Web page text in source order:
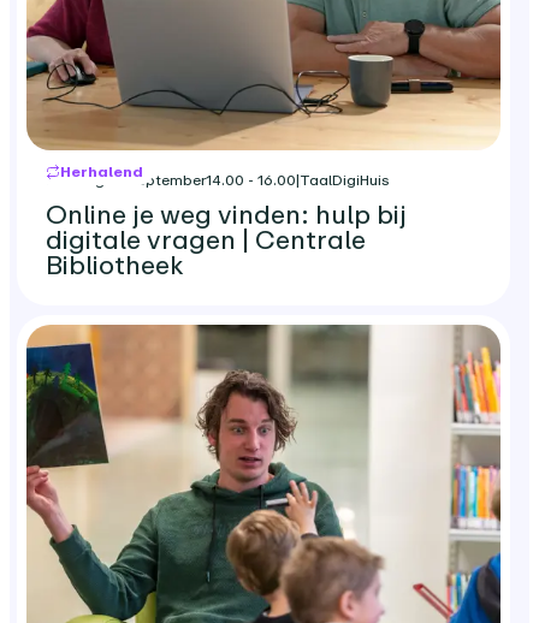
Herhalend
dinsdag 22 september14.00 - 16.00|TaalDigiHuis
Online je weg vinden: hulp bij
digitale vragen | Centrale
Bibliotheek